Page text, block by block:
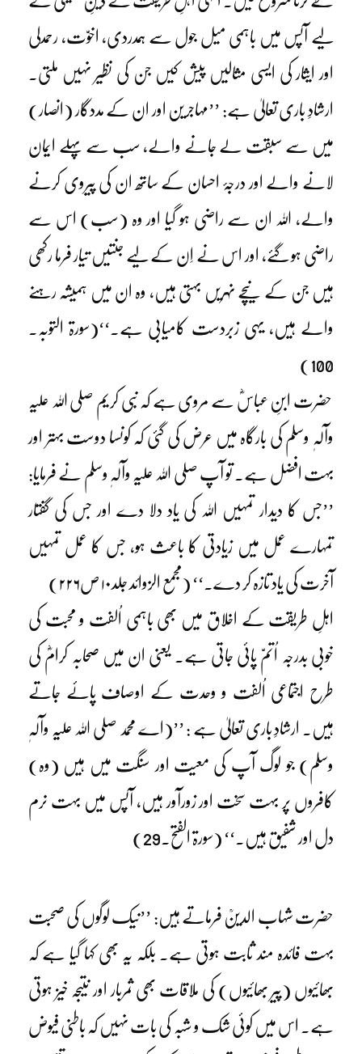
لیے آپس میں باہمی میل جول سے ہمدردی، اخوّت، رحمدلی
اور ایثار کی ایسی مثالیں پیش کیں جن کی نظیر نہیں ملتی۔
ارشادِ باری تعالیٰ ہے: ’’مہاجرین اور ان کے مددگار (انصار)
میں سے سبقت لے جانے والے، سب سے پہلے ایمان
لانے والے اور درجۂ احسان کے ساتھ ان کی پیروی کرنے
والے، اللہ ان سے راضی ہو گیا اور وہ (سب) اس سے
راضی ہو گئے، اور اس نے اِن کے لیے جنتیں تیار فرما رکھی
ہیں جن کے نیچے نہریں بہتی ہیں، وہ ان میں ہمیشہ رہنے
والے ہیں، یہی زبردست کامیابی ہے۔‘‘(سورۃ التوبہ۔
100)
حضرت ابنِ عباسؓ سے مروی ہے کہ نبی کریم صلی اللہ علیہ
وآلہٖ وسلم کی بارگاہ میں عرض کی گئی کہ کونسا دوست بہتر اور
بہت افضل ہے۔ تو آپ صلی اللہ علیہ وآلہٖ وسلم نے فرمایا:
’’جس کا دیدار تمہیں اللہ کی یاد دلا دے اور جس کی گفتار
تمہارے عمل میں زیادتی کا باعث ہو، جس کا عمل تمہیں
آخرت کی یاد تازہ کر دے۔‘‘ (مجمع الزوائد جلد۱۰ ص۲۲۶)
اہلِ طریقت کے اخلاق میں بھی باہمی اُلفت و محبت کی
خوبی بدرجہ اُتمّ پائی جاتی ہے۔ یعنی ان میں صحابہ کرامؓ کی
طرح اجتماعی اُلفت و وحدت کے اوصاف پائے جاتے
ہیں۔ ارشادِ باری تعالیٰ ہے : ’’(اے محمد صلی اللہ علیہ وآلہٖ
وسلم) جو لوگ آپ کی معیت اور سنگت میں ہیں (وہ)
کافروں پر بہت سخت اور زورآور ہیں، آپس میں بہت نرم
دل اور شفیق ہیں۔‘‘ (سورۃ الفتح۔29)
حضرت شہاب الدینؒ فرماتے ہیں: ’’نیک لوگوں کی صحبت
بہت فائدہ مند ثابت ہوتی ہے۔ بلکہ یہ بھی کہا گیا ہے کہ
بھائیوں (پیر بھائیوں) کی ملاقات بھی ثمربار اور نتیجہ خیز ہوتی
ہے۔ اس میں کوئی شک و شبہ کی بات نہیں کہ باطنی فیوض